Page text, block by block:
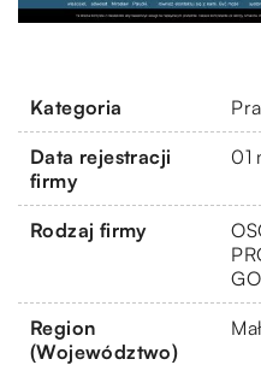
Kategoria
Data rejestracji
firmy
01
Rodzaj firmy
Region
(Województwo)